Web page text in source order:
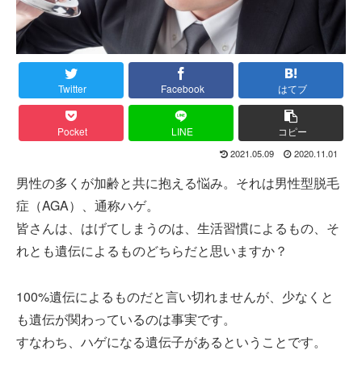
Twitter Facebook はてブ
Pocket LINE コピー
2021.05.09 2020.11.01
男性の多くが加齢と共に抱える悩み。それは男性型脱毛
症（AGA）、通称ハゲ。
皆さんは、はげてしまうのは、生活習慣によるもの、そ
れとも遺伝によるものどちらだと思いますか？
100%遺伝によるものだと言い切れませんが、少なくと
も遺伝が関わっているのは事実です。
すなわち、ハゲになる遺伝子があるということです。